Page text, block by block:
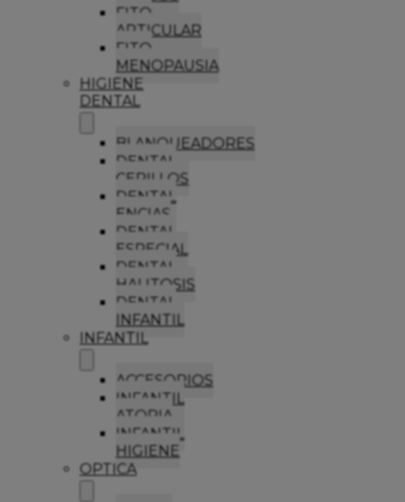
FITO
ARTICULAR
FITO
MENOPAUSIA
HIGIENE
DENTAL
BLANQUEADORES
DENTAL
CEPILLOS
DENTAL
ENCIAS
DENTAL
ESPECIAL
DENTAL
HALITOSIS
DENTAL
INFANTIL
INFANTIL
ACCESORIOS
INFANTIL
ATOPIA
INFANTIL
HIGIENE
OPTICA